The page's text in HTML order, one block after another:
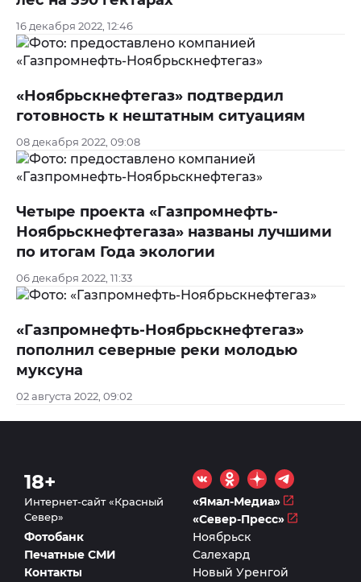
16 декабря 2022, 12:46
«Ноябрьскнефтегаз» подтвердил
готовность к нештатным ситуациям
08 декабря 2022, 09:08
Четыре проекта «Газпромнефть-
Ноябрьскнефтегаза» названы лучшими
по итогам Года экологии
06 декабря 2022, 11:33
«Газпромнефть-Ноябрьскнефтегаз»
пополнил северные реки молодью
муксуна
02 августа 2022, 09:02
18+
Интернет-сайт «Красный
Север»
«Ямал-Медиа»
«Север-Пресс»
Фотобанк
Печатные СМИ
Контакты
Ноябрьск
Салехард
Новый Уренгой